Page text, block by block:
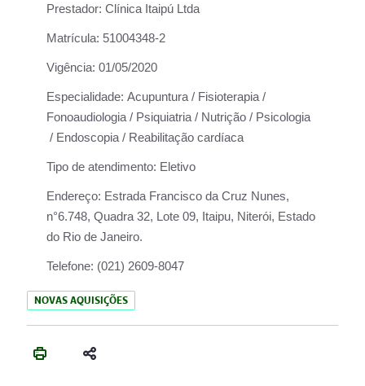
Prestador: Clínica Itaipú Ltda
Matrícula: 51004348-2
Vigência: 01/05/2020
Especialidade: Acupuntura / Fisioterapia /
Fonoaudiologia / Psiquiatria / Nutrição / Psicologia
/ Endoscopia / Reabilitação cardíaca
Tipo de atendimento: Eletivo
Endereço: Estrada Francisco da Cruz Nunes,
n°6.748, Quadra 32, Lote 09, Itaipu, Niterói, Estado
do Rio de Janeiro.
Telefone: (021) 2609-8047
NOVAS AQUISIÇÕES